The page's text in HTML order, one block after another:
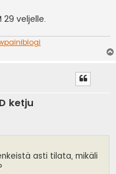
veljelle.
ketju
asti tilata, mikäli